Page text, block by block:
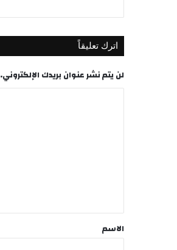
اترك تعليقاً
لن يتم نشر عنوان بريدك الإلكتروني.
*
الاسم